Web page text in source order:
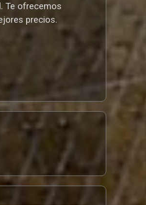
Te ofrecemos
precios.